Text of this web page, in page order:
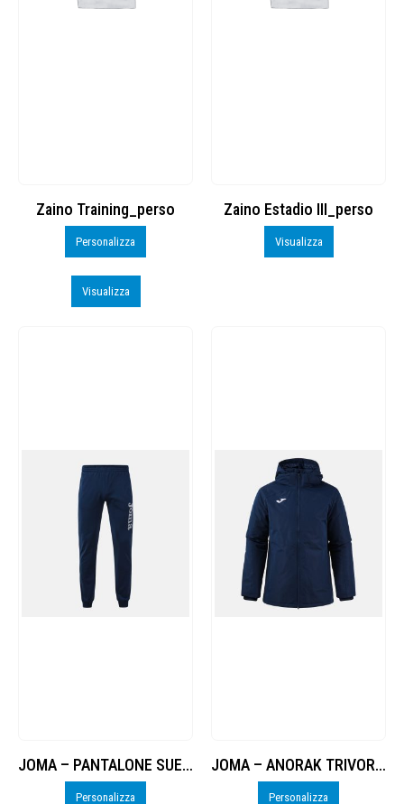
Zaino Training_perso
Personalizza
Visualizza
Zaino Estadio III_perso
Visualizza
JOMA – PANTALONE SUEZ II – PERSO
Personalizza
JOMA – ANORAK TRIVOR II – PERSO
Personalizza